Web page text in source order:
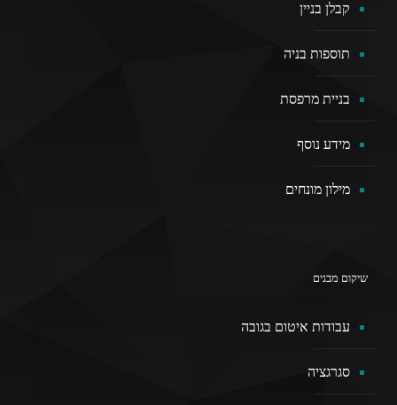
קבלן בניין
תוספות בניה
בניית מרפסת
מידע נוסף
מילון מונחים
שיקום מבנים
עבודות איטום בגובה
סגרגציה